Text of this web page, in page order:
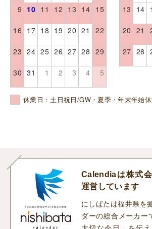
9 10 11 12 13 14 15
16 17 18 19 20 21 22
23 24 25 26 27 28 29
30 31 1 2 3 4 5
13 14
20 21
27 28
休業日：土日祝日/GW・夏季・年末年始
Calendiaは株式
運営しています
にしばたは福井県を
ダーの総合メーカー